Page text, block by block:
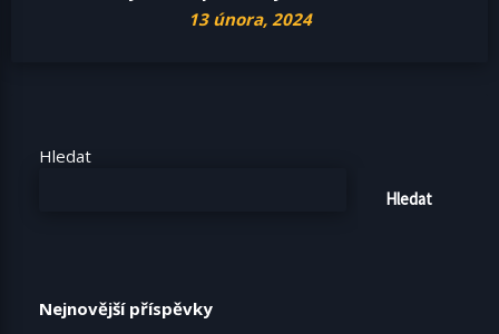
13 února, 2024
Hledat
Hledat
Nejnovější příspěvky